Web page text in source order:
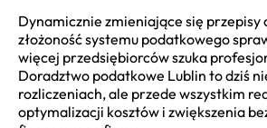
Dynamicznie zmieniające się przepisy
złożoność systemu podatkowego
więcej przedsiębiorców szuka
Doradztwo podatkowe Lublin to dziś
rozliczeniach, ale przede wszystkim
optymalizacji kosztów i zwiększenia